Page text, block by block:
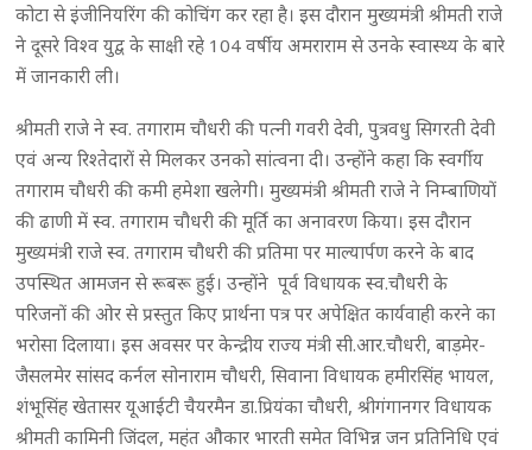
कोटा से इंजीनियरिंग की कोचिंग कर रहा है। इस दौरान मुख्यमंत्री श्रीमती राजे
ने दूसरे विश्व युद्व के साक्षी रहे 104 वर्षीय अमराराम से उनके स्वास्थ्य के बारे
में जानकारी ली।
श्रीमती राजे ने स्व. तगाराम चौधरी की पत्नी गवरी देवी, पुत्रवधु सिगरती देवी
एवं अन्य रिश्तेदारों से मिलकर उनको सांत्वना दी। उन्होंने कहा कि स्वर्गीय
तगाराम चौधरी की कमी हमेशा खलेगी। मुख्यमंत्री श्रीमती राजे ने निम्बाणियों
की ढाणी में स्व. तगाराम चौधरी की मूर्ति का अनावरण किया। इस दौरान
मुख्यमंत्री राजे स्व. तगाराम चौधरी की प्रतिमा पर माल्यार्पण करने के बाद
उपस्थित आमजन से रूबरू हुई। उन्होंने पूर्व विधायक स्व.चौधरी के
परिजनों की ओर से प्रस्तुत किए प्रार्थना पत्र पर अपेक्षित कार्यवाही करने का
भरोसा दिलाया। इस अवसर पर केन्द्रीय राज्य मंत्री सी.आर.चौधरी, बाड़मेर-
जैसलमेर सांसद कर्नल सोनाराम चौधरी, सिवाना विधायक हमीरसिंह भायल,
शंभूसिंह खेतासर यूआईटी चैयरमैन डा.प्रियंका चौधरी, श्रीगंगानगर विधायक
श्रीमती कामिनी जिंदल, महंत औकार भारती समेत विभिन्न जन प्रतिनिधि एवं